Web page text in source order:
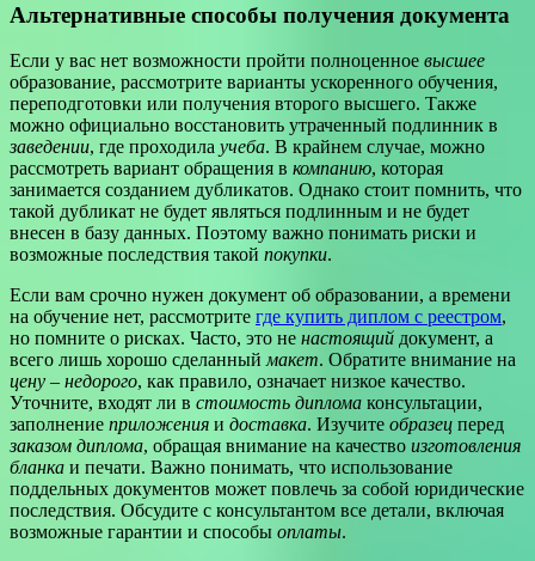
Альтернативные способы получения документа
Если у вас нет возможности пройти полноценное высшее
образование, рассмотрите варианты ускоренного обучения,
переподготовки или получения второго высшего. Также
можно официально восстановить утраченный подлинник в
заведении, где проходила учеба. В крайнем случае, можно
рассмотреть вариант обращения в компанию, которая
занимается созданием дубликатов. Однако стоит помнить, что
такой дубликат не будет являться подлинным и не будет
внесен в базу данных. Поэтому важно понимать риски и
возможные последствия такой покупки.
Если вам срочно нужен документ об образовании, а времени
на обучение нет, рассмотрите где купить диплом с реестром,
но помните о рисках. Часто, это не настоящий документ, а
всего лишь хорошо сделанный макет. Обратите внимание на
цену – недорого, как правило, означает низкое качество.
Уточните, входят ли в стоимость диплома консультации,
заполнение приложения и доставка. Изучите образец перед
заказом диплома, обращая внимание на качество изготовления
бланка и печати. Важно понимать, что использование
поддельных документов может повлечь за собой юридические
последствия. Обсудите с консультантом все детали, включая
возможные гарантии и способы оплаты.